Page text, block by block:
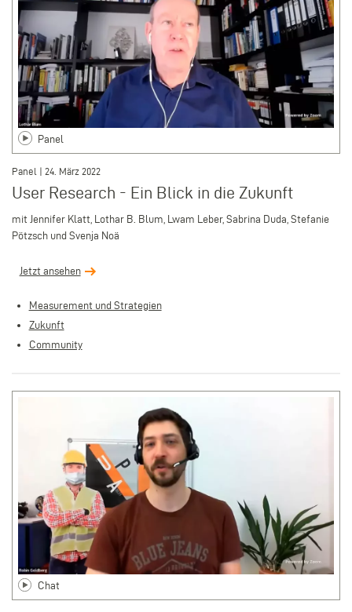
Panel
Panel | 24. März 2022
User Research - Ein Blick in die Zukunft
mit Jennifer Klatt, Lothar B. Blum, Lwam Leber, Sabrina Duda, Stefanie
Pötzsch und Svenja Noä
Jetzt ansehen
Measurement und Strategien
Zukunft
Community
Chat